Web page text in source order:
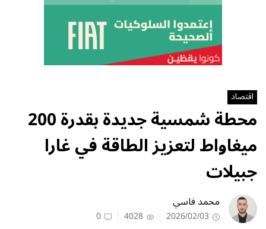
اقتصاد
محطة شمسية جديدة بقدرة 200
ميغاواط لتعزيز الطاقة في غارا
جبيلات
محمد فاسي
2026/02/03
4028
0